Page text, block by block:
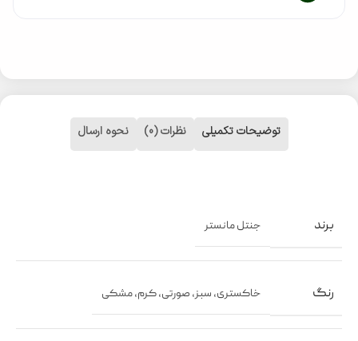
توضیحات تکمیلی نظرات (0) نحوه ارسال
برند جنتل مانستر
رنگ خاکستری, سبز, صورتی,کرم,مشکی